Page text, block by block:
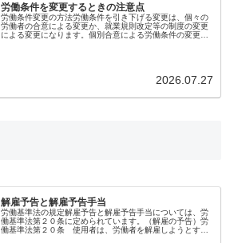
労働条件を変更するときの注意点
労働条件変更の方法労働条件を引き下げる変更は、個々の
労働者の合意による変更か、就業規則改定等の制度の変更
による変更になります。個別合意による労働条件の変更労
2026.07.27
解雇予告と解雇予告手当
労働基準法の規定解雇予告と解雇予告手当については、労
働基準法第２０条に定められています。（解雇の予告）労
働基準法第２０条 使用者は、労働者を解雇しようとする